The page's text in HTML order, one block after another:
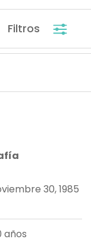
Filtros
30, 1985
años